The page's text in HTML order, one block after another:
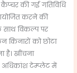
की गई गतिविधि
करने की
विकल्प पर
को छोटा
है। खींचना
टेम्प्लेट में